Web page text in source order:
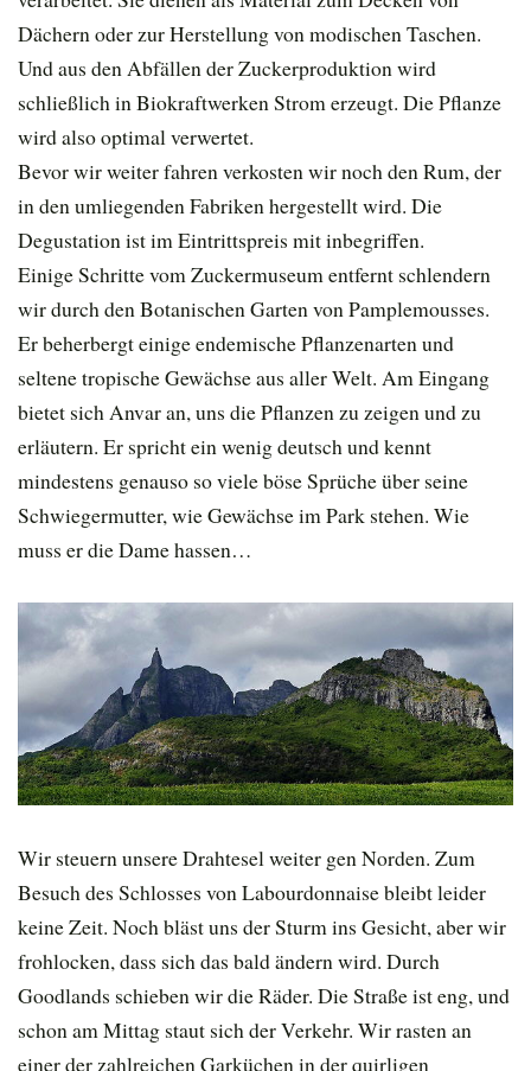
Dächern oder zur Herstellung von modischen Taschen.
Und aus den Abfällen der Zuckerproduktion wird
schließlich in Biokraftwerken Strom erzeugt. Die Pflanze
wird also optimal verwertet.
Bevor wir weiter fahren verkosten wir noch den Rum, der
in den umliegenden Fabriken hergestellt wird. Die
Degustation ist im Eintrittspreis mit inbegriffen.
Einige Schritte vom Zuckermuseum entfernt schlendern
wir durch den Botanischen Garten von Pamplemousses.
Er beherbergt einige endemische Pflanzenarten und
seltene tropische Gewächse aus aller Welt. Am Eingang
bietet sich Anvar an, uns die Pflanzen zu zeigen und zu
erläutern. Er spricht ein wenig deutsch und kennt
mindestens genauso so viele böse Sprüche über seine
Schwiegermutter, wie Gewächse im Park stehen. Wie
muss er die Dame hassen…
Wir steuern unsere Drahtesel weiter gen Norden. Zum
Besuch des Schlosses von Labourdonnaise bleibt leider
keine Zeit. Noch bläst uns der Sturm ins Gesicht, aber wir
frohlocken, dass sich das bald ändern wird. Durch
Goodlands schieben wir die Räder. Die Straße ist eng, und
schon am Mittag staut sich der Verkehr. Wir rasten an
einer der zahlreichen Garküchen in der quirligen